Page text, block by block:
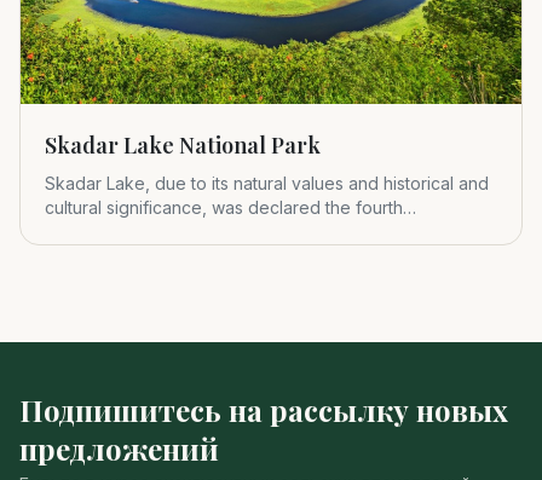
Skadar Lake National Park
Skadar Lake, due to its natural values and historical and
cultural significance, was declared the fourth
Подпишитесь на рассылку новых
предложений